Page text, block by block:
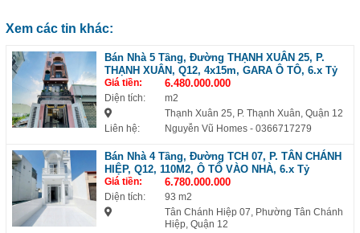
Xem các tin khác:
Bán Nhà 5 Tầng, Đường THẠNH XUÂN 25, P.
THẠNH XUÂN, Q12, 4x15m, GARA Ô TÔ, 6.x Tỷ
Giá tiền: 6.480.000.000
Diện tích:
m2
Thạnh Xuân 25, P. Thạnh Xuân, Quận 12
Liên hệ:
Nguyễn Vũ Homes - 0366717279
Bán Nhà 4 Tầng, Đường TCH 07, P. TÂN CHÁNH
HIỆP, Q12, 110M2, Ô TÔ VÀO NHÀ, 6.x Tỷ
Giá tiền: 6.780.000.000
Diện tích:
93 m2
Tân Chánh Hiệp 07, Phường Tân Chánh
Hiệp, Quận 12